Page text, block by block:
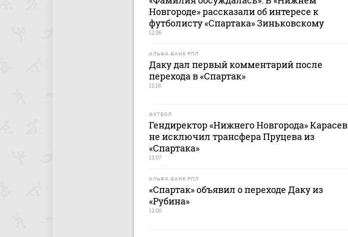
Новгороде» рассказали об интересе к
футболисту «Спартака» Зиньковскому
12:36
АЛЬФА-БАНК РПЛ
Даку дал первый комментарий после
перехода в «Спартак»
12:18
ФУТБОЛ
Гендиректор «Нижнего Новгорода» Карасев
не исключил трансфера Пруцева из
«Спартака»
12:07
АЛЬФА-БАНК РПЛ
«Спартак» объявил о переходе Даку из
«Рубина»
12:00